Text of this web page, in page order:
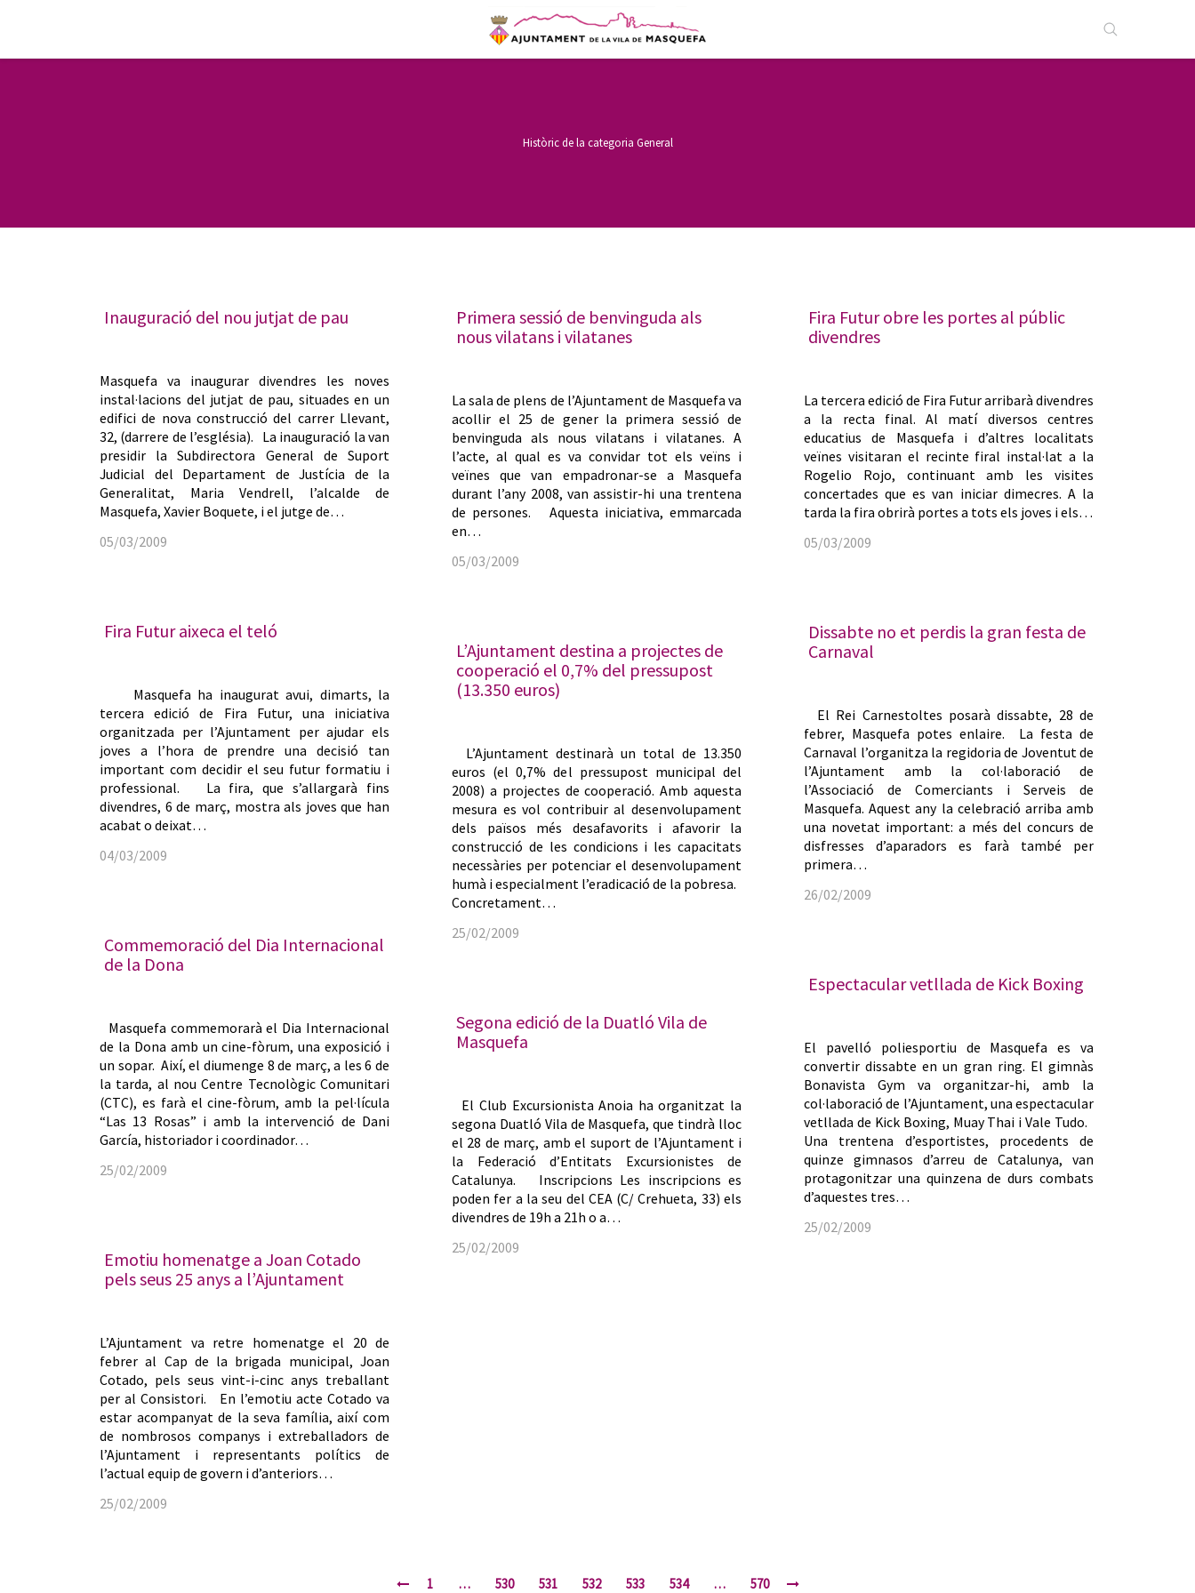
Històric de la categoria General
Inauguració del nou jutjat de pau
Masquefa va inaugurar divendres les noves
instal·lacions del jutjat de pau, situades en un
edifici de nova construcció del carrer Llevant,
32, (darrere de l’església). La inauguració la van
presidir la Subdirectora General de Suport
Judicial del Departament de Justícia de la
Generalitat, Maria Vendrell, l’alcalde de
Masquefa, Xavier Boquete, i el jutge de…
05/03/2009
Primera sessió de benvinguda als
nous vilatans i vilatanes
La sala de plens de l’Ajuntament de Masquefa va
acollir el 25 de gener la primera sessió de
benvinguda als nous vilatans i vilatanes. A
l’acte, al qual es va convidar tot els veïns i
veïnes que van empadronar-se a Masquefa
durant l’any 2008, van assistir-hi una trentena
de persones. Aquesta iniciativa, emmarcada
en…
05/03/2009
Fira Futur obre les portes al públic
divendres
La tercera edició de Fira Futur arribarà divendres
a la recta final. Al matí diversos centres
educatius de Masquefa i d’altres localitats
veïnes visitaran el recinte firal instal·lat a la
Rogelio Rojo, continuant amb les visites
concertades que es van iniciar dimecres. A la
tarda la fira obrirà portes a tots els joves i els…
05/03/2009
Fira Futur aixeca el teló
Masquefa ha inaugurat avui, dimarts, la
tercera edició de Fira Futur, una iniciativa
organitzada per l’Ajuntament per ajudar els
joves a l’hora de prendre una decisió tan
important com decidir el seu futur formatiu i
professional. La fira, que s’allargarà fins
divendres, 6 de març, mostra als joves que han
acabat o deixat…
04/03/2009
Dissabte no et perdis la gran festa de
Carnaval
El Rei Carnestoltes posarà dissabte, 28 de
febrer, Masquefa potes enlaire. La festa de
Carnaval l’organitza la regidoria de Joventut de
l’Ajuntament amb la col·laboració de
l’Associació de Comerciants i Serveis de
Masquefa. Aquest any la celebració arriba amb
una novetat important: a més del concurs de
disfresses d’aparadors es farà també per
primera…
26/02/2009
L’Ajuntament destina a projectes de
cooperació el 0,7% del pressupost
(13.350 euros)
L’Ajuntament destinarà un total de 13.350
euros (el 0,7% del pressupost municipal del
2008) a projectes de cooperació. Amb aquesta
mesura es vol contribuir al desenvolupament
dels països més desafavorits i afavorir la
construcció de les condicions i les capacitats
necessàries per potenciar el desenvolupament
humà i especialment l’eradicació de la pobresa.
Concretament…
25/02/2009
Commemoració del Dia Internacional
de la Dona
Masquefa commemorarà el Dia Internacional
de la Dona amb un cine-fòrum, una exposició i
un sopar. Així, el diumenge 8 de març, a les 6 de
la tarda, al nou Centre Tecnològic Comunitari
(CTC), es farà el cine-fòrum, amb la pel·lícula
“Las 13 Rosas” i amb la intervenció de Dani
García, historiador i coordinador…
25/02/2009
Espectacular vetllada de Kick Boxing
El pavelló poliesportiu de Masquefa es va
convertir dissabte en un gran ring. El gimnàs
Bonavista Gym va organitzar-hi, amb la
col·laboració de l’Ajuntament, una espectacular
vetllada de Kick Boxing, Muay Thai i Vale Tudo.
Una trentena d’esportistes, procedents de
quinze gimnasos d’arreu de Catalunya, van
protagonitzar una quinzena de durs combats
d’aquestes tres…
25/02/2009
Segona edició de la Duatló Vila de
Masquefa
El Club Excursionista Anoia ha organitzat la
segona Duatló Vila de Masquefa, que tindrà lloc
el 28 de març, amb el suport de l’Ajuntament i
la Federació d’Entitats Excursionistes de
Catalunya. Inscripcions Les inscripcions es
poden fer a la seu del CEA (C/ Crehueta, 33) els
divendres de 19h a 21h o a…
25/02/2009
Emotiu homenatge a Joan Cotado
pels seus 25 anys a l’Ajuntament
L’Ajuntament va retre homenatge el 20 de
febrer al Cap de la brigada municipal, Joan
Cotado, pels seus vint-i-cinc anys treballant
per al Consistori. En l’emotiu acte Cotado va
estar acompanyat de la seva família, així com
de nombrosos companys i extreballadors de
l’Ajuntament i representants polítics de
l’actual equip de govern i d’anteriors…
25/02/2009
1 … 530 531 532 533 534 … 570